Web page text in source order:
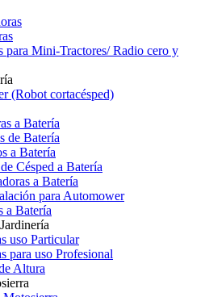
para Mini-Tractores/ Radio cero y
(Robot cortacésped)
a Batería
de Batería
a Batería
Césped a Batería
a Batería
para Automower
a Batería
uso Particular
para uso Profesional
Altura